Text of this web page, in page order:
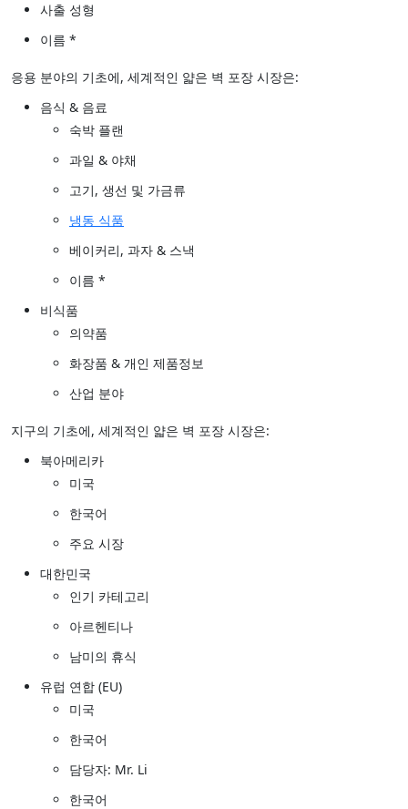
사출 성형
이름 *
응용 분야의 기초에, 세계적인 얇은 벽 포장 시장은:
음식 & 음료
숙박 플랜
과일 & 야채
고기, 생선 및 가금류
냉동 식품
베이커리, 과자 & 스낵
이름 *
비식품
의약품
화장품 & 개인 제품정보
산업 분야
지구의 기초에, 세계적인 얇은 벽 포장 시장은:
북아메리카
미국
한국어
주요 시장
대한민국
인기 카테고리
아르헨티나
남미의 휴식
유럽 연합 (EU)
미국
한국어
담당자: Mr. Li
한국어